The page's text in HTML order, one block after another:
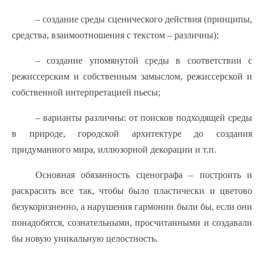
– создание среды сценического действия (принципы,
средства, взаимоотношения с текстом – различны);
– создание упомянутой среды в соответствии с
режиссерским и собственным замыслом, режиссерской и
собственной интерпретацией пьесы;
– варианты различны: от поисков подходящей среды
в природе, городской архитектуре до создания
придуманного мира, иллюзорной декорации и т.п.
Основная обязанность сценографа – построить и
раскрасить все так, чтобы было пластически и цветово
безукоризненно, а нарушения гармонии были бы, если они
понадобятся, сознательными, просчитанными и создавали
бы новую уникальную целостность.